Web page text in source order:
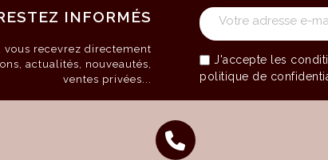
INFORMÉS
vous recevrez directement
actualités, nouveautés,
ventes privées...
J'accepte les
politique de